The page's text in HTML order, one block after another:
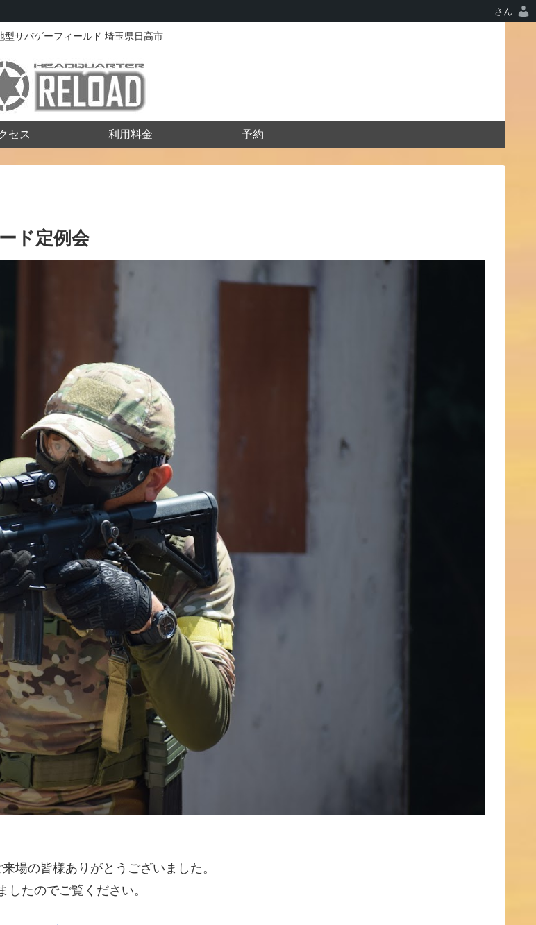
さん
型サバゲーフィールド 埼玉県日高市
セス 利用料金 予約
ド定例会
場の皆様ありがとうございました。
たのでご覧ください。